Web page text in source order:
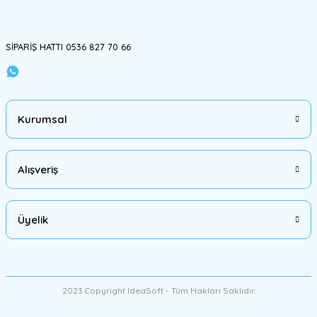
SİPARİŞ HATTI 0536 827 70 66
Kurumsal
Alışveriş
Üyelik
2023 Copyright IdeaSoft - Tüm Hakları Saklıdır.